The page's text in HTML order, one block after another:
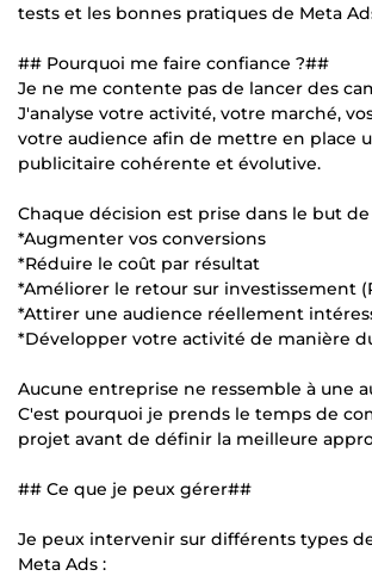
tests et les bonnes pratiques de Meta
## Pourquoi me faire confiance ?##
Je ne me contente pas de lancer des
J'analyse votre activité, votre marché,
votre audience afin de mettre en place
publicitaire cohérente et évolutive.
Chaque décision est prise dans le but de
*Augmenter vos conversions
*Réduire le coût par résultat
*Améliorer le retour sur investissement
*Attirer une audience réellement
*Développer votre activité de manière
Aucune entreprise ne ressemble à une
C'est pourquoi je prends le temps de
projet avant de définir la meilleure
## Ce que je peux gérer##
Je peux intervenir sur différents types
Meta Ads :